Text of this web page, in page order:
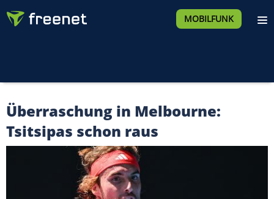
MOBILFUNK
Überraschung in Melbourne:
Tsitsipas schon raus